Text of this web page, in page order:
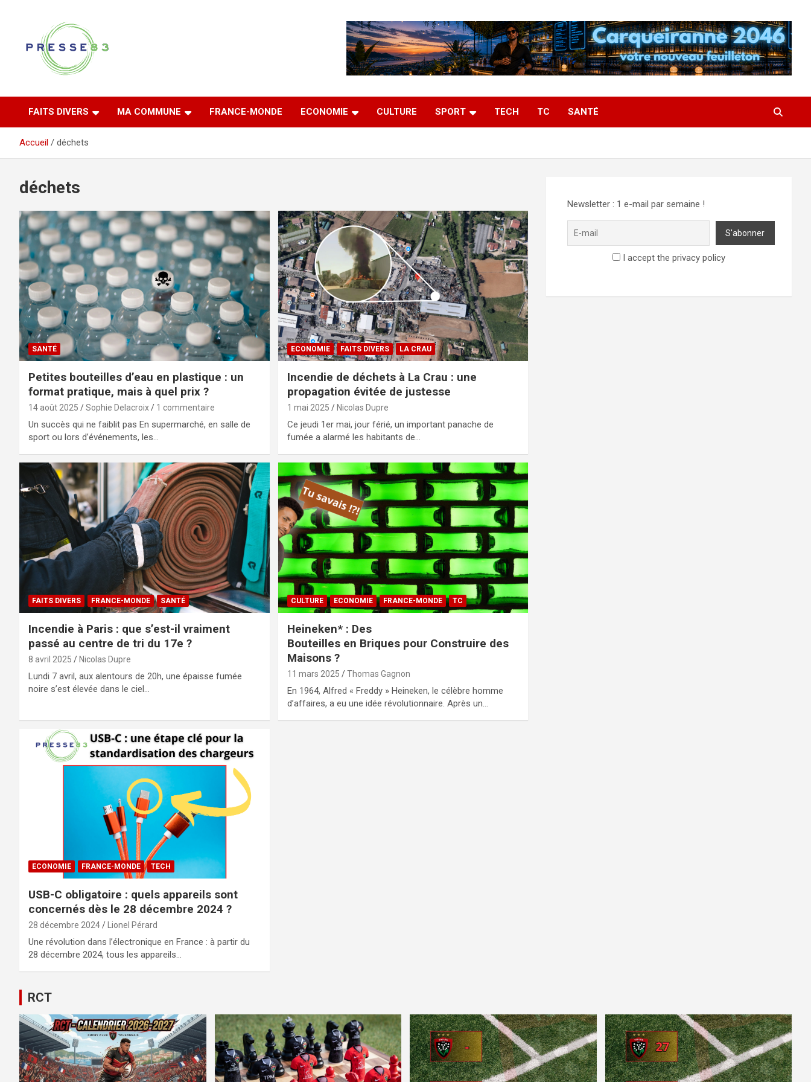
Presse 83
FAITS DIVERS MA COMMUNE FRANCE-MONDE ECONOMIE CULTURE SPORT TECH TC SANTÉ
Accueil déchets
déchets
SANTÉ
Petites bouteilles d’eau en plastique : un
format pratique, mais à quel prix ?
14 août 2025 Sophie Delacroix 1 commentaire
Un succès qui ne faiblit pas En supermarché, en salle de
sport ou lors d’événements, les…
ECONOMIE FAITS DIVERS LA CRAU
Incendie de déchets à La Crau : une
propagation évitée de justesse
1 mai 2025 Nicolas Dupre
Ce jeudi 1er mai, jour férié, un important panache de
fumée a alarmé les habitants de…
FAITS DIVERS FRANCE-MONDE SANTÉ
Incendie à Paris : que s’est-il vraiment
passé au centre de tri du 17e ?
8 avril 2025 Nicolas Dupre
Lundi 7 avril, aux alentours de 20h, une épaisse fumée
noire s’est élevée dans le ciel…
CULTURE ECONOMIE FRANCE-MONDE TC
Heineken* : Des
Bouteilles en Briques pour Construire des
Maisons ?
11 mars 2025 Thomas Gagnon
En 1964, Alfred « Freddy » Heineken, le célèbre homme
d’affaires, a eu une idée révolutionnaire. Après un…
ECONOMIE FRANCE-MONDE TECH
USB-C obligatoire : quels appareils sont
concernés dès le 28 décembre 2024 ?
28 décembre 2024 Lionel Pérard
Une révolution dans l’électronique en France : à partir du
28 décembre 2024, tous les appareils…
Newsletter : 1 e-mail par semaine !
I accept the privacy policy
RCT